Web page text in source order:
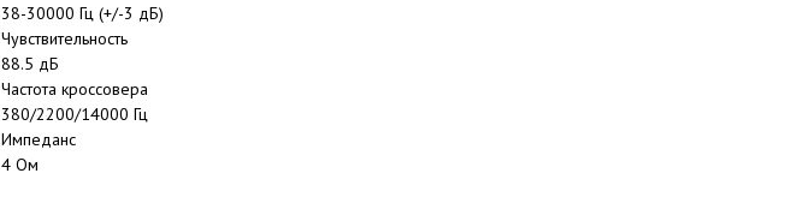
38-30000 Гц (+/-3 дБ)
Чувствительность
88.5 дБ
Частота кроссовера
380/2200/14000 Гц
Импеданс
4 Ом